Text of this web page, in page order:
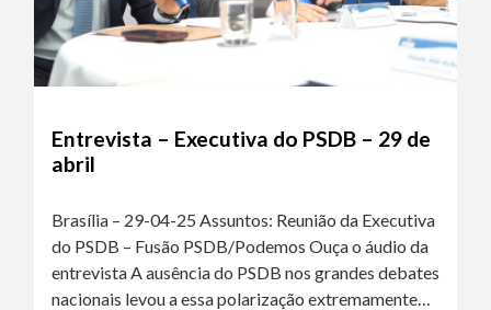
Entrevista – Executiva do PSDB – 29 de
abril
Brasília – 29-04-25 Assuntos: Reunião da Executiva
do PSDB – Fusão PSDB/Podemos Ouça o áudio da
entrevista A ausência do PSDB nos grandes debates
nacionais levou a essa polarização extremamente…